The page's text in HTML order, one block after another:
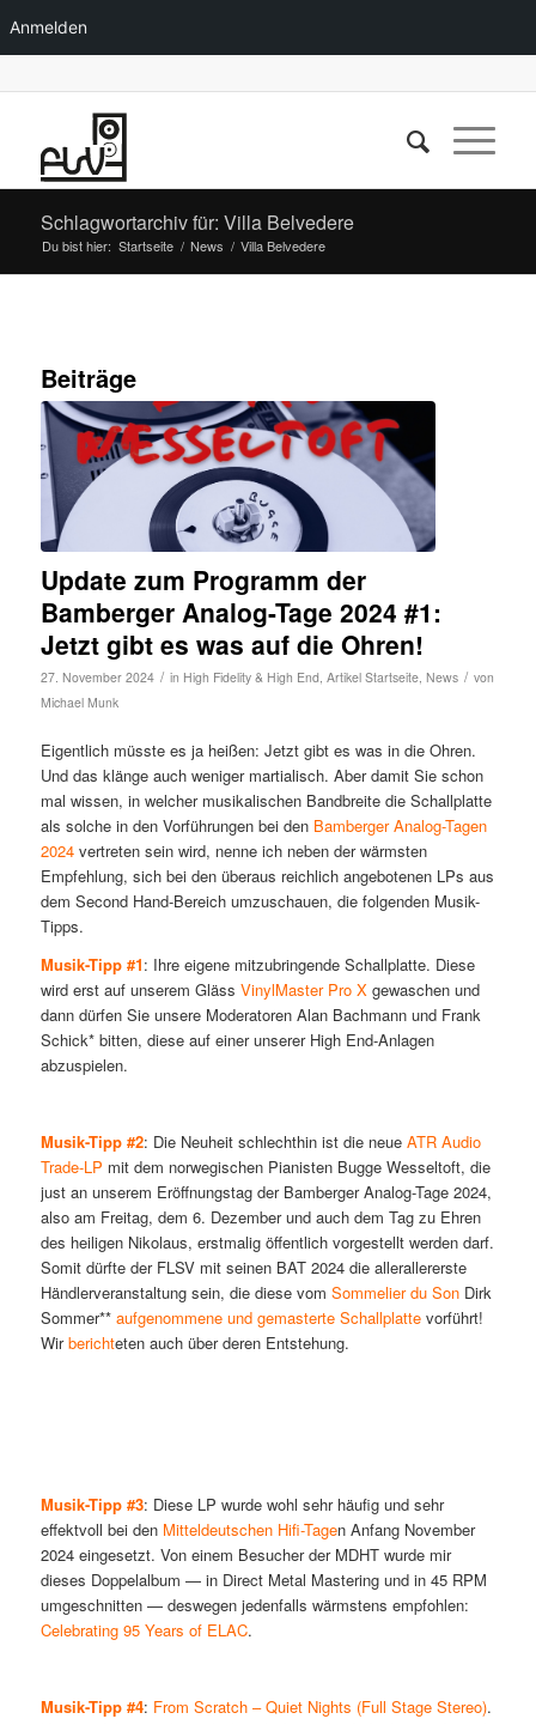
Anmelden
Schlagwortarchiv für: Villa Belvedere
Du bist hier: Startseite / News / Villa Belvedere
Beiträge
Update zum Programm der
Bamberger Analog-Tage 2024 #1:
Jetzt gibt es was auf die Ohren!
27. November 2024 / in High Fidelity & High End, Artikel Startseite, News / von
Michael Munk
Eigentlich müsste es ja heißen: Jetzt gibt es was in die Ohren.
Und das klänge auch weniger martialisch. Aber damit Sie schon
mal wissen, in welcher musikalischen Bandbreite die Schallplatte
als solche in den Vorführungen bei den Bamberger Analog-Tagen
2024vertreten sein wird, nenne ich neben der wärmsten
Empfehlung, sich bei den überaus reichlich angebotenen LPs aus
dem Second Hand-Bereich umzuschauen, die folgenden Musik-
Tipps.
Musik-Tipp #1: Ihre eigene mitzubringende Schallplatte. Diese
wird erst auf unserem Gläss VinylMaster Pro X gewaschen und
dann dürfen Sie unsere Moderatoren Alan Bachmann und Frank
Schick* bitten, diese auf einer unserer High End-Anlagen
abzuspielen.
Musik-Tipp #2: Die Neuheit schlechthin ist die neue ATR Audio
Trade-LP mit dem norwegischen Pianisten Bugge Wesseltoft, die
just an unserem Eröffnungstag der Bamberger Analog-Tage 2024,
also am Freitag, dem 6. Dezember und auch dem Tag zu Ehren
des heiligen Nikolaus, erstmalig öffentlich vorgestellt werden darf.
Somit dürfte der FLSV mit seinen BAT 2024 die allerallererste
Händlerveranstaltung sein, die diese vom Sommelier du SonDirk
Sommer** aufgenommene und gemasterte Schallplattevorführt!
Wirberichteten auch über deren Entstehung.
Musik-Tipp #3: Diese LP wurde wohl sehr häufig und sehr
effektvoll bei den Mitteldeutschen Hifi-Tagen Anfang November
2024 eingesetzt. Von einem Besucher der MDHT wurde mir
dieses Doppelalbum — in Direct Metal Mastering und in 45 RPM
umgeschnitten — deswegen jedenfalls wärmstens empfohlen:
Celebrating 95 Years of ELAC.
Musik-Tipp #4: From Scratch – Quiet Nights (Full Stage Stereo).